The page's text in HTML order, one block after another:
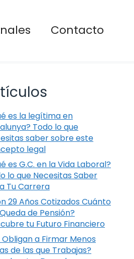
Contacto
es la legítima en
Todo lo que
saber sobre este
legal
es G.C. en la Vida Laboral?
lo que Necesitas Saber
Tu Carrera
29 Años Cotizados Cuánto
de Pensión?
tu Futuro Financiero
Obligan a Firmar Menos
de las que Trabajas?